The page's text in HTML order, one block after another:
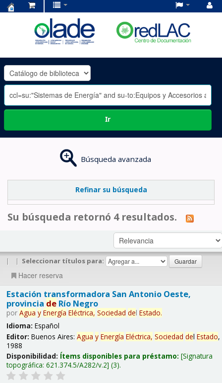
OLADE
-
Ir
Búsqueda avanzada
Refinar su búsqueda
Su búsqueda retornó 4 resultados.
| | Seleccionar títulos para:
Hacer reserva
Estación transformadora San Antonio Oeste,
provincia deRío Negro
por Agua y Energía Eléctrica, Sociedad del Estado.
Idioma: Español
Editor: Buenos Aires: Agua y Energía Eléctrica, Sociedad del Estado,
1988
Disponibilidad: Ítems disponibles para préstamo: Signatura
topográfica: 621.374.5/A282/v.2 (3).